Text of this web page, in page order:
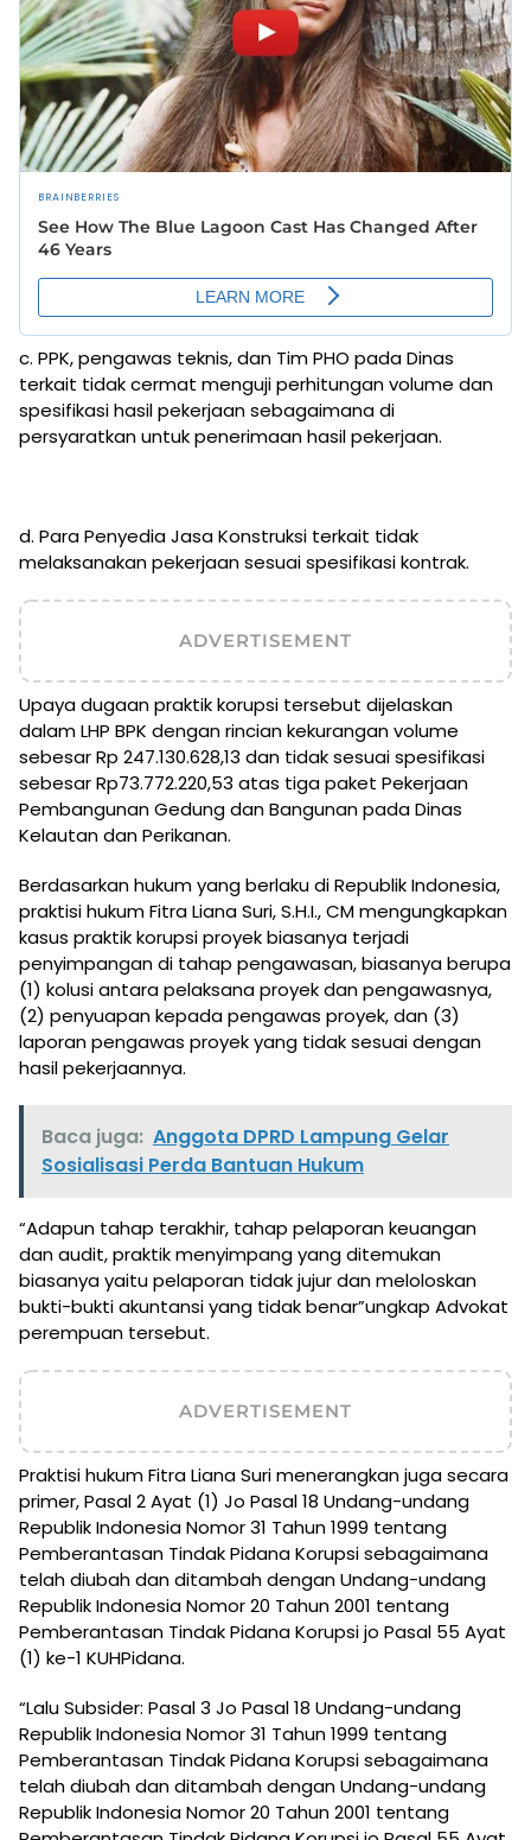
c. PPK, pengawas teknis, dan Tim PHO pada Dinas
terkait tidak cermat menguji perhitungan volume dan
spesifikasi hasil pekerjaan sebagaimana di
persyaratkan untuk penerimaan hasil pekerjaan.
d. Para Penyedia Jasa Konstruksi terkait tidak
melaksanakan pekerjaan sesuai spesifikasi kontrak.
ADVERTISEMENT
Upaya dugaan praktik korupsi tersebut dijelaskan
dalam LHP BPK dengan rincian kekurangan volume
sebesar Rp 247.130.628,13 dan tidak sesuai spesifikasi
sebesar Rp73.772.220,53 atas tiga paket Pekerjaan
Pembangunan Gedung dan Bangunan pada Dinas
Kelautan dan Perikanan.
Berdasarkan hukum yang berlaku di Republik Indonesia,
praktisi hukum Fitra Liana Suri, S.H.I., CM mengungkapkan
kasus praktik korupsi proyek biasanya terjadi
penyimpangan di tahap pengawasan, biasanya berupa
(1) kolusi antara pelaksana proyek dan pengawasnya,
(2) penyuapan kepada pengawas proyek, dan (3)
laporan pengawas proyek yang tidak sesuai dengan
hasil pekerjaannya.
Baca juga: Anggota DPRD Lampung Gelar
Sosialisasi Perda Bantuan Hukum
“Adapun tahap terakhir, tahap pelaporan keuangan
dan audit, praktik menyimpang yang ditemukan
biasanya yaitu pelaporan tidak jujur dan meloloskan
bukti-bukti akuntansi yang tidak benar”ungkap Advokat
perempuan tersebut.
ADVERTISEMENT
Praktisi hukum Fitra Liana Suri menerangkan juga secara
primer, Pasal 2 Ayat (1) Jo Pasal 18 Undang-undang
Republik Indonesia Nomor 31 Tahun 1999 tentang
Pemberantasan Tindak Pidana Korupsi sebagaimana
telah diubah dan ditambah dengan Undang-undang
Republik Indonesia Nomor 20 Tahun 2001 tentang
Pemberantasan Tindak Pidana Korupsi jo Pasal 55 Ayat
(1) ke-1 KUHPidana.
“Lalu Subsider: Pasal 3 Jo Pasal 18 Undang-undang
Republik Indonesia Nomor 31 Tahun 1999 tentang
Pemberantasan Tindak Pidana Korupsi sebagaimana
telah diubah dan ditambah dengan Undang-undang
Republik Indonesia Nomor 20 Tahun 2001 tentang